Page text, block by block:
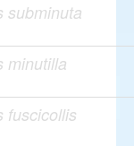
subminuta
minutilla
fuscicollis